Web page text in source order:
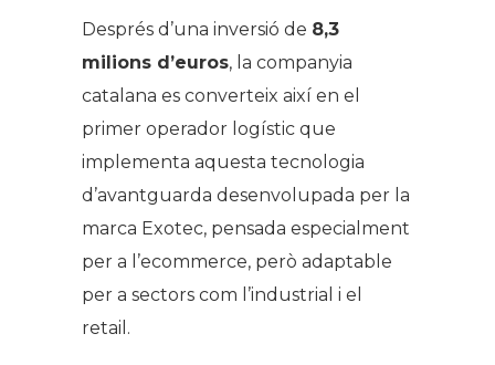
Després d’una inversió de 8,3
milions d’euros, la companyia
catalana es converteix així en el
primer operador logístic que
implementa aquesta tecnologia
d’avantguarda desenvolupada per la
marca Exotec, pensada especialment
per a l’ecommerce, però adaptable
per a sectors com l’industrial i el
retail.